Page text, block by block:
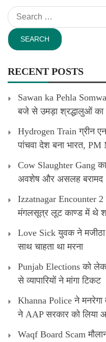
Search
for:
RECENT POSTS
Sawan ka Pehla
बजे से उमड़ा श्रद्धालुओं का
Hydrogen Train ग्रीन
पांचवा देश बना भारत, PM
Cow Slaughter Gang
अवशेष और असलह बरामद
Izzatnagar Encounter
मंगलसूत्र लूट काण्‍ड में थे
Love Sick युवक ने
साथ चाहता था मरना
Punjab Elections को
से व्यापारियों ने मांगा टिकट
Khanna Police ने मनरेगा
ने AAP सरकार को लिया
Waqf Board Scam